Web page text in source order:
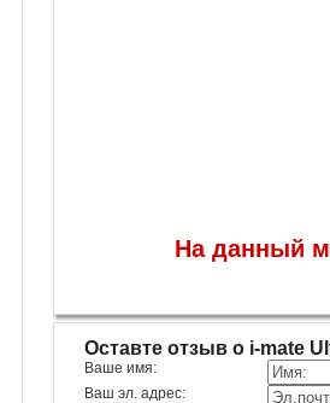
На данный
Оставте отзыв о i-mate
Ваше имя:
Ваш эл. адрес: